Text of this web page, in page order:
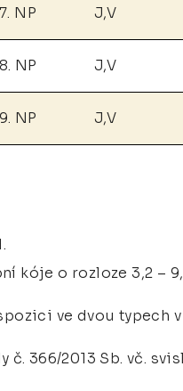
7. NP J,V
8. NP J,V
9. NP J,V
kóje o rozloze 3,2 –
ve dvou typech
č. 366/2013 Sb. vč.